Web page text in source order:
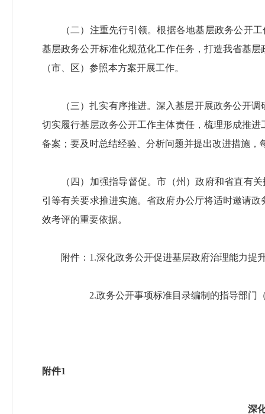
（二）注重先行引领。根据各地基层政务公开
基层政务公开标准化规范化工作任务，打造我省基
（市、区）参照本方案开展工作。
（三）扎实有序推进。深入基层开展政务公开
切实履行基层政务公开工作主体责任，梳理形成推
备案；要及时总结经验、分析问题并提出改进措施
（四）加强指导督促。市（州）政府和省直有
引等有关要求推进实施。省政府办公厅将适时邀请
效考评的重要依据。
附件：1.深化政务公开促进基层政府治理能力提
2.政务公开事项标准目录编制的指导部门
附件1
深